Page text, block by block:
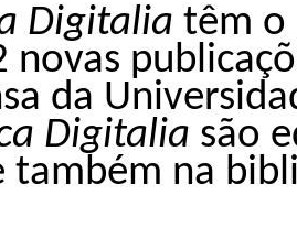
Digitalia têm o
novas
da
Digitalia são
também na